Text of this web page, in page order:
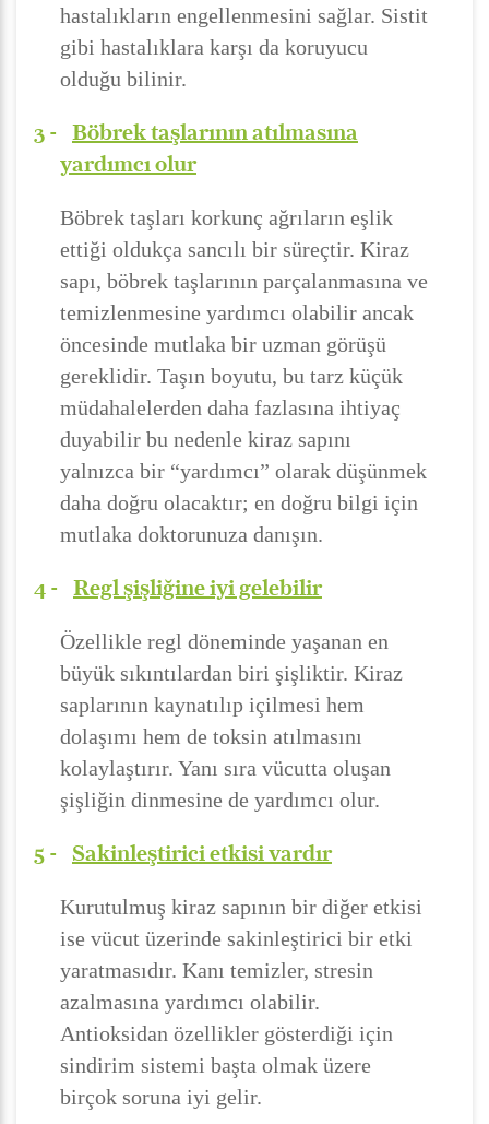
hastalıkların engellenmesini sağlar. Sistit
gibi hastalıklara karşı da koruyucu
olduğu bilinir.
3 -
Böbrek taşlarının atılmasına
yardımcı olur
Böbrek taşları korkunç ağrıların eşlik
ettiği oldukça sancılı bir süreçtir. Kiraz
sapı, böbrek taşlarının parçalanmasına ve
temizlenmesine yardımcı olabilir ancak
öncesinde mutlaka bir uzman görüşü
gereklidir. Taşın boyutu, bu tarz küçük
müdahalelerden daha fazlasına ihtiyaç
duyabilir bu nedenle kiraz sapını
yalnızca bir “yardımcı” olarak düşünmek
daha doğru olacaktır; en doğru bilgi için
mutlaka doktorunuza danışın.
4 - Regl şişliğine iyi gelebilir
Özellikle regl döneminde yaşanan en
büyük sıkıntılardan biri şişliktir. Kiraz
saplarının kaynatılıp içilmesi hem
dolaşımı hem de toksin atılmasını
kolaylaştırır. Yanı sıra vücutta oluşan
şişliğin dinmesine de yardımcı olur.
5 - Sakinleştirici etkisi vardır
Kurutulmuş kiraz sapının bir diğer etkisi
ise vücut üzerinde sakinleştirici bir etki
yaratmasıdır. Kanı temizler, stresin
azalmasına yardımcı olabilir.
Antioksidan özellikler gösterdiği için
sindirim sistemi başta olmak üzere
birçok soruna iyi gelir.